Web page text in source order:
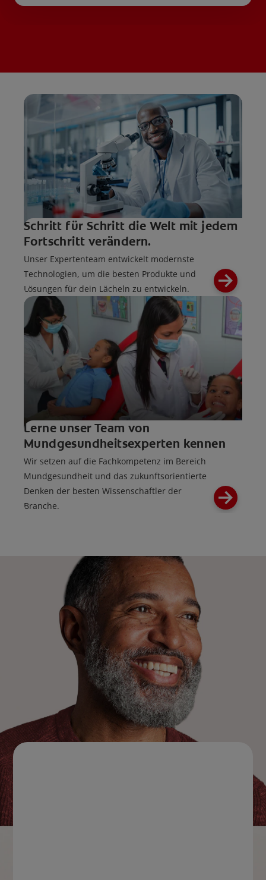
Schritt für Schritt die Welt mit jedem
Fortschritt verändern.
Unser Expertenteam entwickelt modernste
Technologien, um die besten Produkte und
Lösungen für dein Lächeln zu entwickeln.
Lerne unser Team von
Mundgesundheitsexperten kennen
Wir setzen auf die Fachkompetenz im Bereich
Mundgesundheit und das zukunftsorientierte
Denken der besten Wissenschaftler der
Branche.